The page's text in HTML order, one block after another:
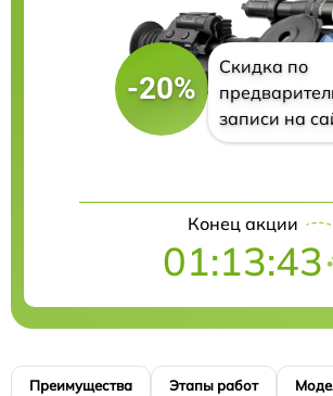
-20%
Скидка по
записи на
Конец акции
01:13:42
Преимущества Этапы работ